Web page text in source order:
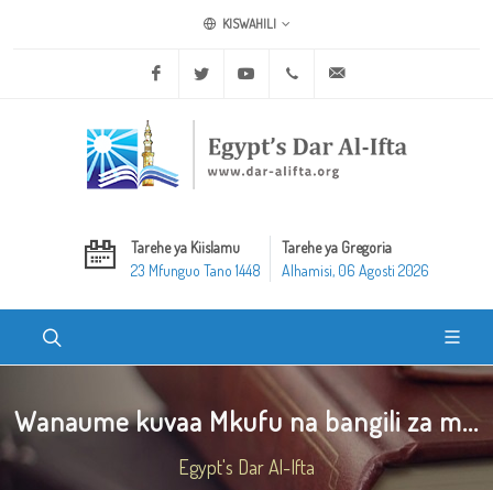
KISWAHILI
Facebook Twitter Youtube +20 2 25970400
Tarehe ya Kiislamu
23 Mfunguo Tano 1448
Tarehe ya Gregoria
Alhamisi, 06 Agosti 2026
Wanaume kuvaa Mkufu na bangili za m...
Egypt's Dar Al-Ifta